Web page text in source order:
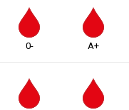
0- A+